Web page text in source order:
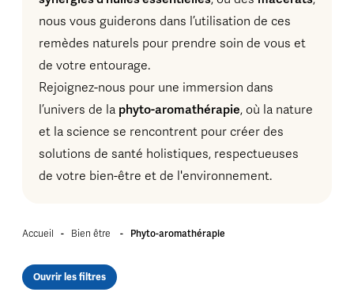
nous vous guiderons dans l’utilisation de ces
remèdes naturels pour prendre soin de vous et
de votre entourage.
Rejoignez-nous pour une immersion dans
l’univers de la phyto-aromathérapie, où la nature
et la science se rencontrent pour créer des
solutions de santé holistiques, respectueuses
de votre bien-être et de l'environnement.
Accueil - Bien être - Phyto-aromathérapie
Ouvrir les filtres